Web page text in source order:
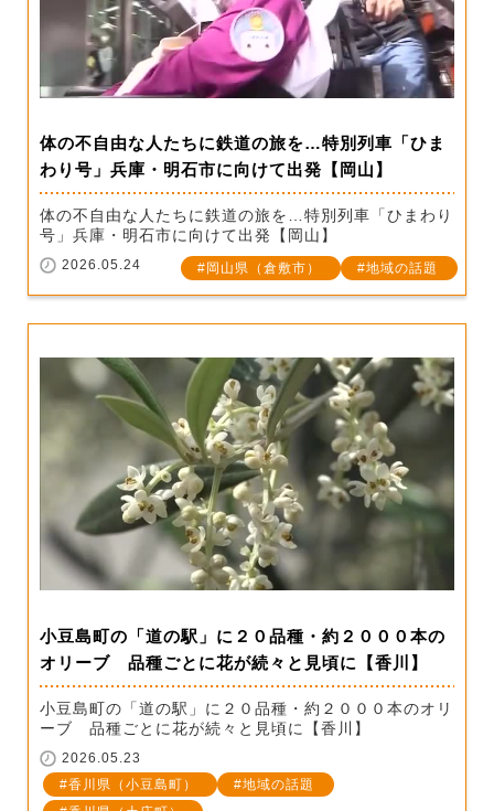
体の不自由な人たちに鉄道の旅を…特別列車「ひま
わり号」兵庫・明石市に向けて出発【岡山】
体の不自由な人たちに鉄道の旅を…特別列車「ひまわり
号」兵庫・明石市に向けて出発【岡山】
2026.05.24 岡山県（倉敷市） 地域の話題
小豆島町の「道の駅」に２０品種・約２０００本の
オリーブ 品種ごとに花が続々と見頃に【香川】
小豆島町の「道の駅」に２０品種・約２０００本のオリ
ーブ 品種ごとに花が続々と見頃に【香川】
2026.05.23
香川県（小豆島町）
地域の話題